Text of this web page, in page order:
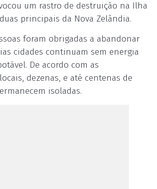
um rastro de destruição na Ilha
principais da Nova Zelândia.
foram obrigadas a abandonar
cidades continuam sem energia
De acordo com as
dezenas, e até centenas de
isoladas.